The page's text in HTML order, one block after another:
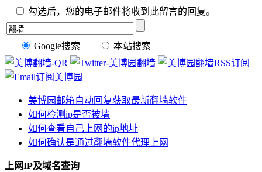
勾选后，您的电子邮件将收到此留言的回复。
Google搜索 本站搜索
美博园邮箱自动回复获取最新翻墙软件
如何检测ip是否被墙
如何查看自己上网的ip地址
如何确认是通过翻墙软件代理上网
上网IP及域名查询